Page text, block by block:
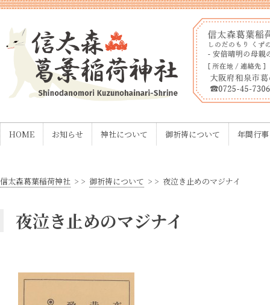
HOME お知らせ 神社について 御祈祷について 年間行事
信太森葛葉稲荷神社 > > 御祈祷について > > 夜泣き止めのマジナイ
夜泣き止めのマジナイ